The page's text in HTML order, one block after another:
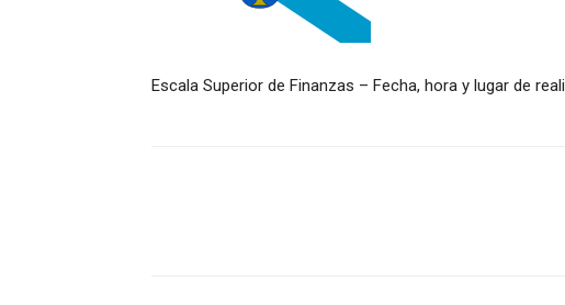
Escala Superior de Finanzas – Fecha, hora y lugar de